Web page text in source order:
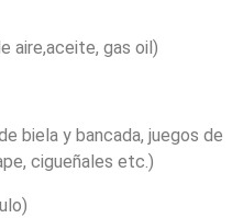
aire,aceite, gas oil)
biela y bancada, juegos de
cigueñales etc.)